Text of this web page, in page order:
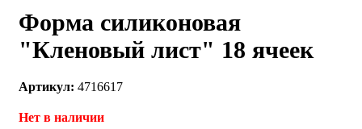
256-54-
Форма силиконовая
"Кленовый лист" 18 ячеек
Артикул: 4716617
Нет в наличии